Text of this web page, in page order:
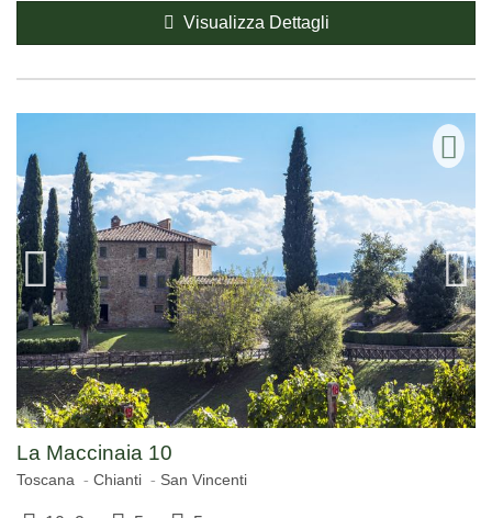
Visualizza Dettagli
La Maccinaia 10
Toscana Chianti San Vincenti